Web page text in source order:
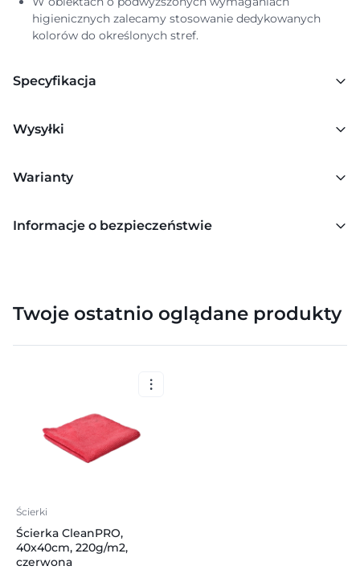
higienicznych zalecamy stosowanie dedykowanych
kolorów do określonych stref.
Specyfikacja
Wysyłki
Warianty
Informacje o bezpieczeństwie
Twoje ostatnio oglądane produkty
Ścierki
Ścierka CleanPRO,
40x40cm, 220g/m2,
czerwona